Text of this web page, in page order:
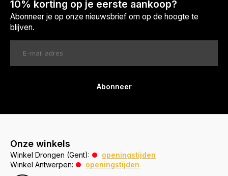
10% korting op je eerste aankoop?
Abonneer je op onze nieuwsbrief om op de hoogte te
blijven.
Abonneer
Onze winkels
Winkel Drongen (Gent):
openingstijden
Winkel Antwerpen:
openingstijden